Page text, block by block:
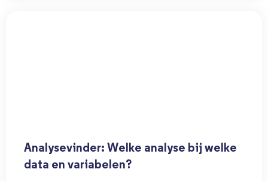
Analysevinder: Welke analyse bij welke
data en variabelen?